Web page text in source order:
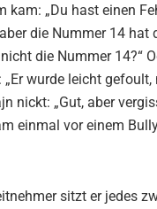
„Du hast einen
die Nummer 14
die Nummer 14?“
wurde leicht
nickt: „Gut, aber
einmal vor einem
sitzt er jedes